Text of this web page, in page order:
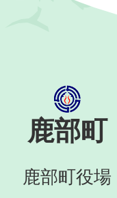
鹿部町
鹿部町役場